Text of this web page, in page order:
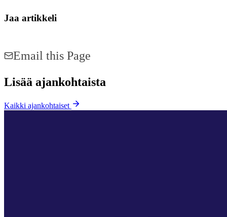
Jaa artikkeli
Email this Page
Lisää ajankohtaista
Kaikki ajankohtaiset